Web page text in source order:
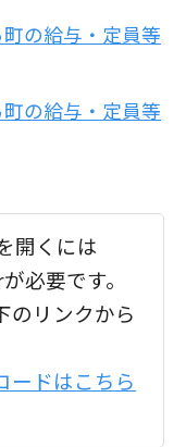
町の給与・定員等
町の給与・定員等
開くには
必要です。
のリンクから
ードはこちら